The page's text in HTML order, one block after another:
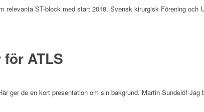
ST-block med start 2018. Svensk kirurgisk Förening
ATLS
ger de en kort presentation om sin bakgrund. Martin Sundelöf